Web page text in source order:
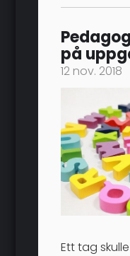
på
12 nov. 2018
Ett tag